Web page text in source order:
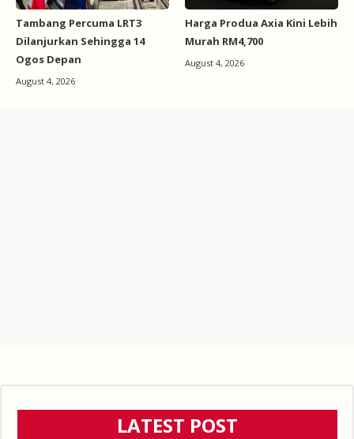
Tambang Percuma LRT3
Dilanjurkan Sehingga 14
Ogos Depan
August 4, 2026
Harga Produa Axia Kini Lebih
Murah RM4,700
August 4, 2026
LATEST POST